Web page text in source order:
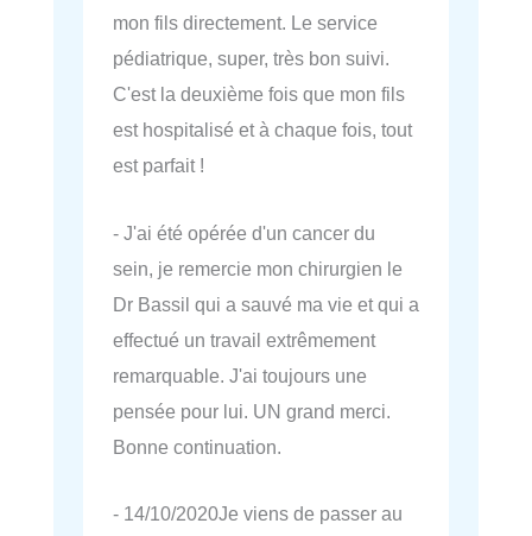
mon fils directement. Le service
pédiatrique, super, très bon suivi.
C'est la deuxième fois que mon fils
est hospitalisé et à chaque fois, tout
est parfait !
- J'ai été opérée d'un cancer du
sein, je remercie mon chirurgien le
Dr Bassil qui a sauvé ma vie et qui a
effectué un travail extrêmement
remarquable. J'ai toujours une
pensée pour lui. UN grand merci.
Bonne continuation.
- 14/10/2020Je viens de passer au